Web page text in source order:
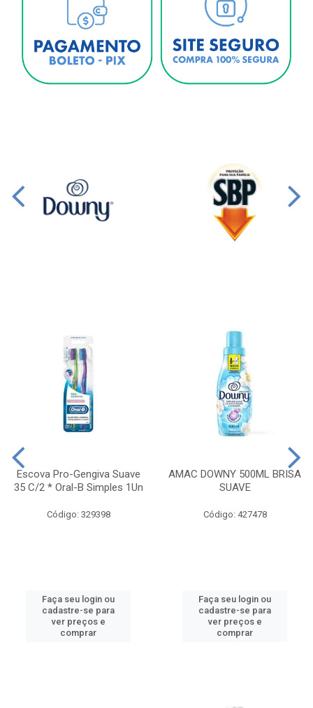
Escova Pro-Gengiva Suave
35 C/2 * Oral-B Simples 1Un
Código: 329398
Faça seu login ou
cadastre-se para
ver preços e
comprar
AMAC DOWNY 500ML BRISA
SUAVE
Código: 427478
Faça seu login ou
cadastre-se para
ver preços e
comprar